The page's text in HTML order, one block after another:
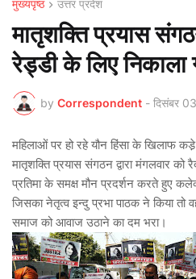
मुख्यपृष्ठ उत्तर प्रदेश
मातृशक्ति प्रयास
रेड्डी के लिए निकाला
by Correspondent - दिसंबर
महिलाओं पर हो रहे यौन हिंसा के खिलाफ
मातृशक्ति प्रयास संगठन द्वारा मंगलवार को
प्रतिमा के समक्ष मौन प्रदर्शन करते हुए
जिसका नेतृत्व इन्दु प्रभा पाठक ने किया
समाज को आवाज उठाने का दम भरा।